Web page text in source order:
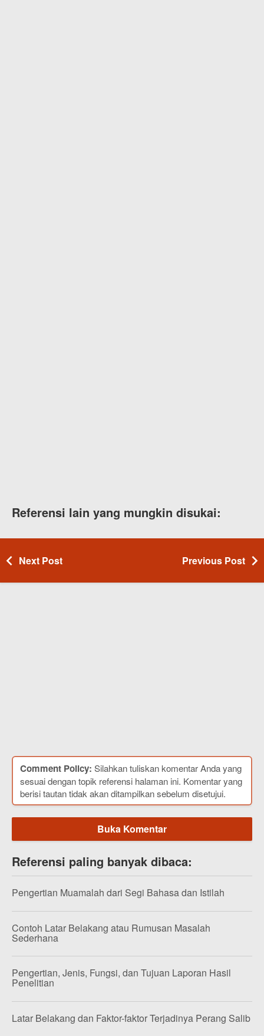
Referensi lain yang mungkin disukai:
Next Post Previous Post
Comment Policy: Silahkan tuliskan komentar Anda yang
sesuai dengan topik referensi halaman ini. Komentar yang
berisi tautan tidak akan ditampilkan sebelum disetujui.
Buka Komentar
Referensi paling banyak dibaca:
Pengertian Muamalah dari Segi Bahasa dan Istilah
Contoh Latar Belakang atau Rumusan Masalah
Sederhana
Pengertian, Jenis, Fungsi, dan Tujuan Laporan Hasil
Penelitian
Latar Belakang dan Faktor-faktor Terjadinya Perang Salib